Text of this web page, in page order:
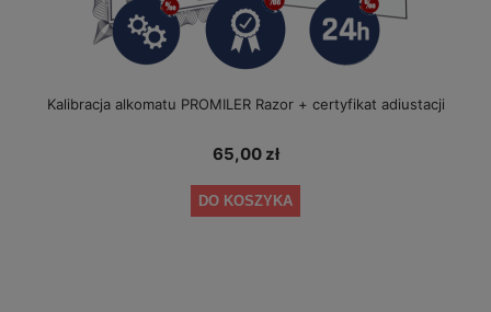
Kalibracja alkomatu PROMILER Razor + certyfikat adiustacji
65,00 zł
DO KOSZYKA